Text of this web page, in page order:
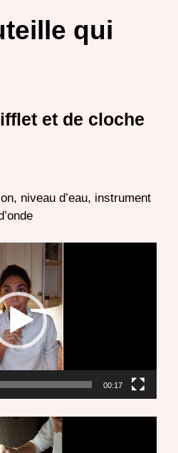
qui
et de cloche
niveau d’eau, instrument
00:17